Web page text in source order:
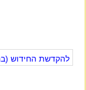
להקדשת החידוש